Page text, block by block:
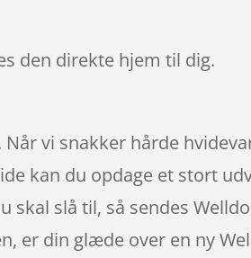
den direkte hjem til dig.
vi snakker hårde
kan du opdage et stort
skal slå til, så sendes
er din glæde over en ny